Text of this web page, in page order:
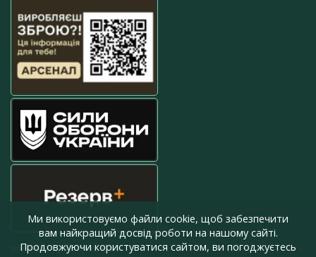
press@armyinform.com.ua
Ми використовуємо файли cookie, щоб забезпечити
вам найкращий досвід роботи на нашому сайті.
Продовжуючи користуватися сайтом, ви погоджуєтесь